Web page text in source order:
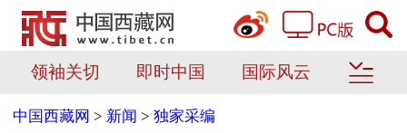
领袖关切 即时中国 国际风云
中国西藏网 > 新闻 >独家采编